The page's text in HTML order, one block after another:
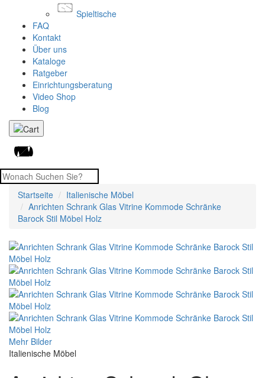
Spieltische
FAQ
Kontakt
Über uns
Kataloge
Ratgeber
Einrichtungsberatung
Video Shop
Blog
Startseite
Italienische Möbel
Anrichten Schrank Glas Vitrine Kommode Schränke
Barock Stil Möbel Holz
Mehr Bilder
Italienische Möbel